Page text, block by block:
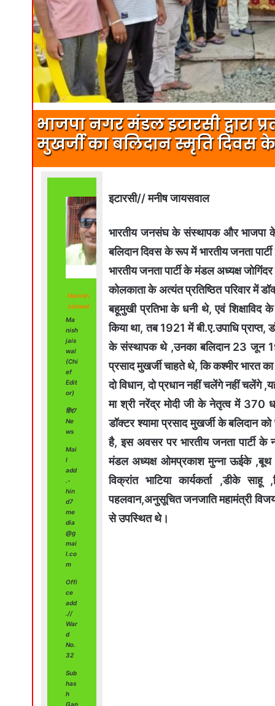
भाजपा नगर मंडल इटारसी द्वारा
मुखर्जी का बलिदान स्मृति दिवस
Manish
Jaiswal
Ma
nish
jais
wal
(Chi
ef
Edit
or)
हिंद7
Ne
ws
Mai
l
add
.-
hin
d7
me
dia
@g
mai
l.co
m
Offi
ce
add
.//
War
d
No.
32
Sub
has
h
Gan
इटारसी// मनीष जायसवाल
भारतीय जनसंघ के संस्थापक और भाजपा के
बलिदान दिवस के रूप में भारतीय जनता
भारतीय जनता पार्टी के मंडल अध्यक्ष
कोलकाता के अत्यंत प्रतिष्ठित परिवार में
बहूमुखी प्रतिभा के धनी थे, एवं शिक्षाविद
किया था, तब 1921 में बी.ए.उपाधि प्राप्त,
के संस्थापक थे ,उनका बलिदान 23 जून
प्रसाद मुखर्जी चाहते थे, कि कश्मीर भारत
दो विधान, दो प्रधान नहीं चलेंगे नहीं
मा श्री नरेंद्र मोदी जी के नेतृत्व में 370
डॉक्टर श्यामा प्रसाद मुखर्जी के बलिदान
है, इस अवसर पर भारतीय जनता पार्टी के
मंडल अध्यक्ष ओमप्रकाश मुन्ना ऊईके ,बूथ
विक्रांत भाटिया कार्यकर्ता ,डीके
पहलवान,अनुसूचित जनजाति महामंत्री
से उपस्थित थे।